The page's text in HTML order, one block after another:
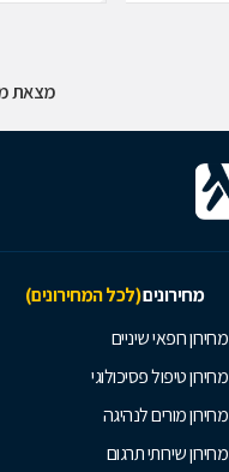
מצאת
מחירונים(לכל המחירונים)
מחירון רופאי שיניים
מחירון טיפול פסיכולוגי
מחירון מורים לנהיגה
מחירון שירותי תרגום